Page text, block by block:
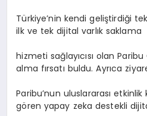
Türkiye’nin kendi geliştirdiği
ilk ve tek dijital varlık saklama
hizmeti sağlayıcısı olan
alma fırsatı buldu. Ayrıca
Paribu’nun uluslararası etkinlik
gören yapay zeka destekli